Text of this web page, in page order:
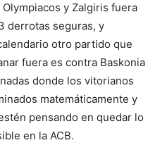
Olympiacos y Zalgiris fuera
derrotas seguras, y
otro partido que
fuera es contra Baskonia
donde los vitorianos
matemáticamente y
pensando en quedar lo
en la ACB.